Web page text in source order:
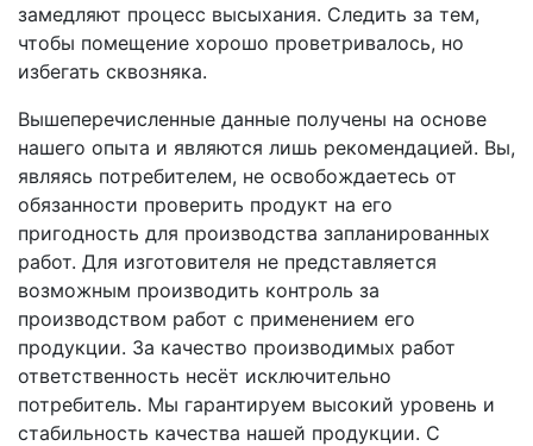
замедляют процесс высыхания. Следить за тем,
чтобы помещение хорошо проветривалось, но
избегать сквозняка.
Вышеперечисленные данные получены на основе
нашего опыта и являются лишь рекомендацией. Вы,
являясь потребителем, не освобождаетесь от
обязанности проверить продукт на его
пригодность для производства запланированных
работ. Для изготовителя не представляется
возможным производить контроль за
производством работ с применением его
продукции. За качество производимых работ
ответственность несёт исключительно
потребитель. Мы гарантируем высокий уровень и
стабильность качества нашей продукции. С